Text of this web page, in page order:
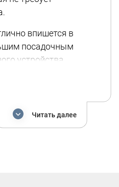
впишется в
посадочным
устройства.
2 din магнитол -
экрана,
камеры
Читать далее